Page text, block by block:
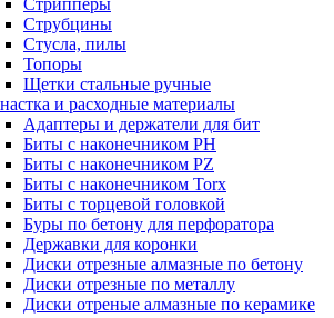
Стрипперы
Струбцины
Стусла, пилы
Топоры
Щетки стальные ручные
и расходные материалы
Адаптеры и держатели для бит
Биты с наконечником PH
Биты с наконечником PZ
Биты с наконечником Torx
Биты с торцевой головкой
Буры по бетону для перфоратора
Державки для коронки
Диски отрезные алмазные по бетону
Диски отрезные по металлу
Диски отреные алмазные по керамике